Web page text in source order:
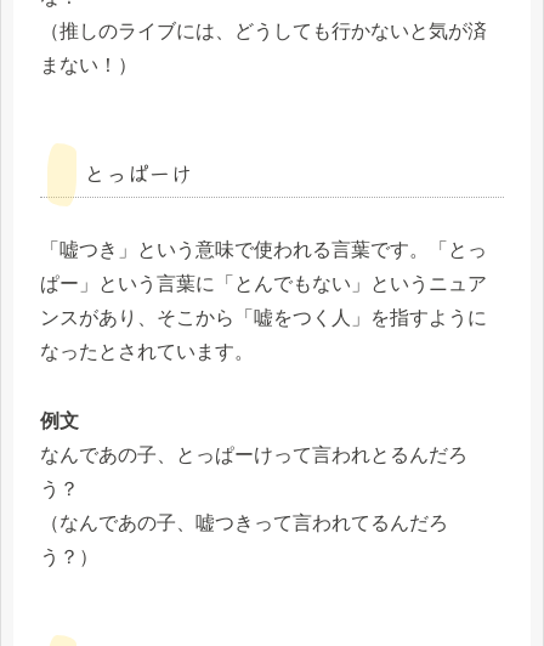
（推しのライブには、どうしても行かないと気が済
まない！）
とっぱーけ
「嘘つき」という意味で使われる言葉です。「とっ
ぱー」という言葉に「とんでもない」というニュア
ンスがあり、そこから「嘘をつく人」を指すように
なったとされています。
例文
なんであの子、とっぱーけって言われとるんだろ
う？
（なんであの子、嘘つきって言われてるんだろ
う？）